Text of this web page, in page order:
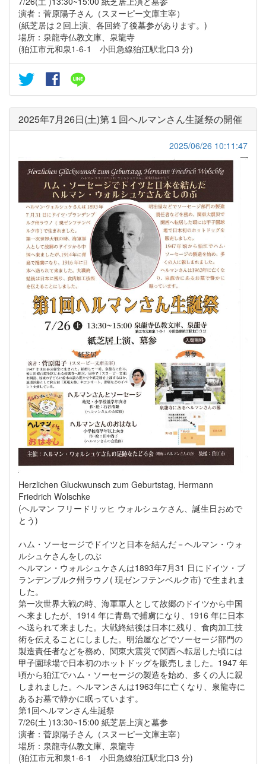
演者：菅原陽子さん（スヌーピー文庫主宰）
(紙芝居は２回上演、各回終了後墓参があります。)
場所：泉龍寺仏教文庫、泉龍寺
(狛江市元和泉1-6-1 小田急線狛江駅北口3 分)
2025年7月26日(土)第１回ヘルマンさん生誕祭の開催
2025/06/26 10:11:47
Herzlichen Gluckwunsch zum Geburtstag, Hermann
Friedrich Wolschke
(ヘルマン フリードリッヒ ウォルシュケさん、誕生日おめで
とう)
ハム・ソーセージでドイツと日本を結んだ－ヘルマン・ウォ
ルシュケさんをしのぶ
ヘルマン・ウォルシュケさんは1893年7月31 日にドイツ・ブ
ランデンブルク州ラウノ( 現ゼンフテンベルク市) で生まれま
した。
第一次世界大戦の時、海軍軍人として故郷のドイツから中国
へ来ましたが、1914 年に青島で捕虜になり、1916 年に日本
へ送られて来ました。大戦終結後は日本に残り、食肉加工技
術を伝えることにしました。明治屋などでソーセージ部門の
製造責任者などを務め、関東大震災で関西へ転居した頃には
甲子園球場で日本初のホットドッグを販売しました。1947 年
頃から狛江でハム・ソーセージの製造を始め、多くの人に親
しまれました。ヘルマンさんは1963年に亡くなり、泉龍寺に
あるお墓で静かに眠っています。
第1回ヘルマンさん生誕祭
7/26(土 )13:30~15:00 紙芝居上演と墓参
演者：菅原陽子さん（スヌーピー文庫主宰）
場所：泉龍寺仏教文庫、泉龍寺
(狛江市元和泉1-6-1 小田急線狛江駅北口3 分)